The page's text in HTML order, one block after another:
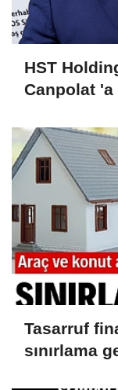
HST
Canpolat
Tasarruf
sınırlama